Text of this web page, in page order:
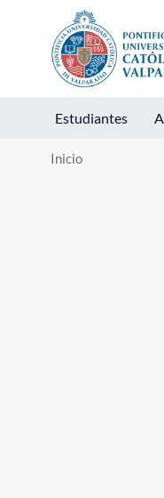
Click acá para ir
Estudiantes
Inicio